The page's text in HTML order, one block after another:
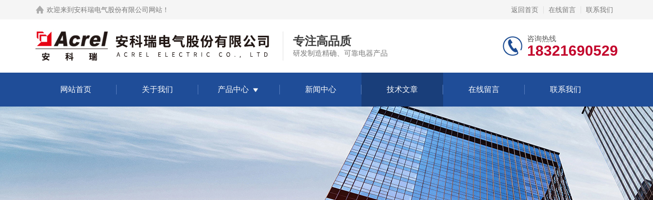
欢迎来到 安科瑞电气股份有限公司网站 ！ 返回首页 在线留言 联系我们
专注高品质
研发制造精确、可靠电器产品
咨询热线
18321690529
网站首页 关于我们 产品中心 新闻中心 技术文章 在线留言 联系我们